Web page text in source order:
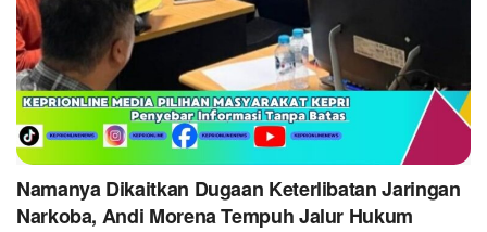
Namanya Dikaitkan Dugaan Keterlibatan Jaringan
Narkoba, Andi Morena Tempuh Jalur Hukum